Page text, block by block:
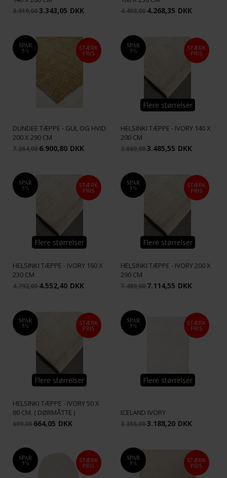
3.519,003.343,05 DKK 4.493,004.268,35 DKK
SPAR
5% STÆRK
PRIS
DUNDEE TÆPPE - GUL OG HVID
200 X 290 CM
7.264,006.900,80 DKK
SPAR
5% STÆRK
PRIS
Flere størrelser
HELSINKI TÆPPE - IVORY 140 X
200 CM
3.669,003.485,55 DKK
SPAR
5% STÆRK
PRIS
Flere størrelser
HELSINKI TÆPPE - IVORY 160 X
230 CM
4.792,004.552,40 DKK
SPAR
5% STÆRK
PRIS
Flere størrelser
HELSINKI TÆPPE - IVORY 200 X
290 CM
7.489,007.114,55 DKK
SPAR
5% STÆRK
PRIS
Flere størrelser
HELSINKI TÆPPE - IVORY 50 X
80 CM. ( DØRMÅTTE )
699,00664,05 DKK
SPAR
5% STÆRK
PRIS
Flere størrelser
ICELAND IVORY
3.356,003.188,20 DKK
SPAR
5% STÆRK
PRIS
SPAR
5% STÆRK
PRIS